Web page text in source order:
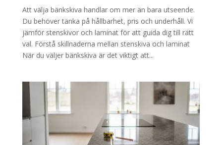
Att välja bänkskiva handlar om mer än bara utseende.
Du behöver tänka på hållbarhet, pris och underhåll. Vi
jämför stenskivor och laminat för att guida dig till rätt
val. Förstå skillnaderna mellan stenskiva och laminat
När du väljer bänkskiva är det viktigt att...